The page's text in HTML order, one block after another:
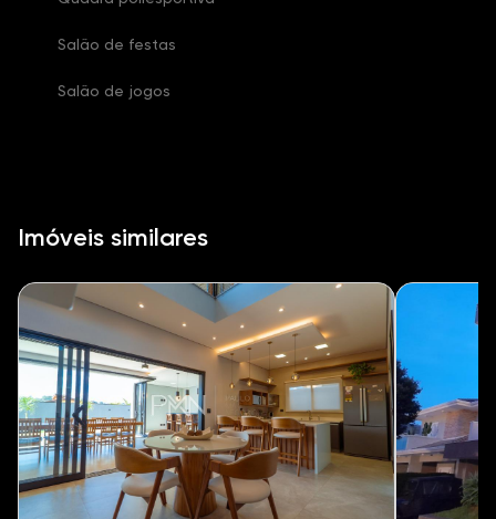
Salão de festas
Salão de jogos
Imóveis similares